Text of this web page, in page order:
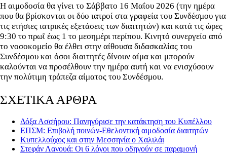
Η αιμοδοσία θα γίνει το Σάββατο 16 Μαΐου 2026 (την ημέρα
που θα βρίσκονται οι δύο ιατροί στα γραφεία του Συνδέσμου για
τις ετήσιες ιατρικές εξετάσεις των διαιτητών) και κατά τις ώρες
9:30 το πρωΐ έως 1 το μεσημέρι περίπου. Κινητό συνεργείο από
το νοσοκομείο θα έλθει στην αίθουσα διδασκαλίας του
Συνδέσμου και όσοι διαιτητές δίνουν αίμα και μπορούν
καλούνται να προσέλθουν την ημέρα αυτή και να ενισχύσουν
την πολύτιμη τράπεζα αίματος του Συνδέσμου.
ΣΧΕΤΙΚΑ ΑΡΘΡΑ
Δόξα Ασσήρου: Πανηγύρισε την κατάκτηση του Κυπέλλου
EΠΣΜ: Επιβολή ποινών-Εθελοντική αιμοδοσία διαιτητών
Κυπελλούχος και στην Μεσσηνία ο Χαλιλάι
Στεφάν Λανουά: Οι 6 λόγοι που οδηγούν σε παραμονή